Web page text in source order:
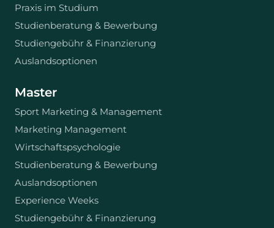
Praxis im Studium
Studienberatung & Bewerbung
Studiengebühr & Finanzierung
Auslandsoptionen
Master
Sport Marketing & Management
Marketing Management
Wirtschaftspsychologie
Studienberatung & Bewerbung
Auslandsoptionen
Experience Weeks
Studiengebühr & Finanzierung